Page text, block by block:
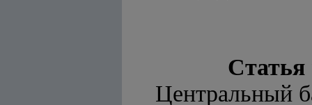
Статья
Центральный